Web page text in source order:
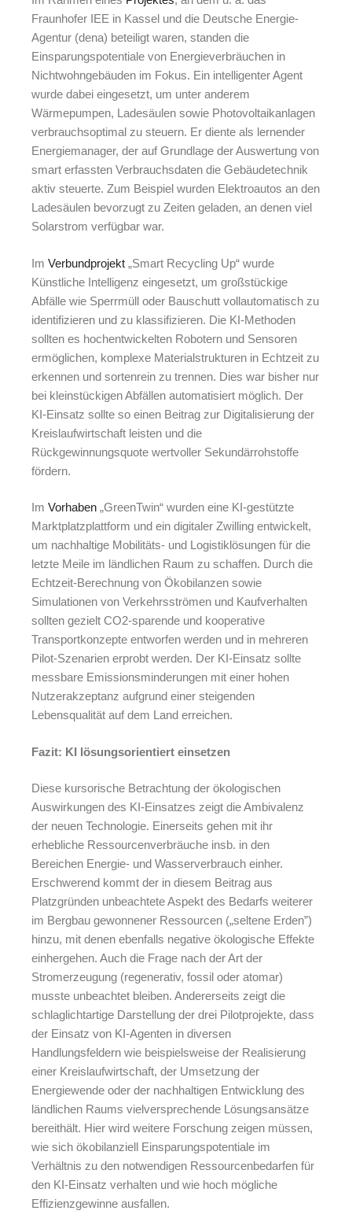
Fraunhofer IEE in Kassel und die Deutsche Energie-
Agentur (dena) beteiligt waren, standen die
Einsparungspotentiale von Energieverbräuchen in
Nichtwohngebäuden im Fokus. Ein intelligenter Agent
wurde dabei eingesetzt, um unter anderem
Wärmepumpen, Ladesäulen sowie Photovoltaikanlagen
verbrauchsoptimal zu steuern. Er diente als lernender
Energiemanager, der auf Grundlage der Auswertung von
smart erfassten Verbrauchsdaten die Gebäudetechnik
aktiv steuerte. Zum Beispiel wurden Elektroautos an den
Ladesäulen bevorzugt zu Zeiten geladen, an denen viel
Solarstrom verfügbar war.
Im Verbundprojekt „Smart Recycling Up“ wurde
Künstliche Intelligenz eingesetzt, um großstückige
Abfälle wie Sperrmüll oder Bauschutt vollautomatisch zu
identifizieren und zu klassifizieren. Die KI-Methoden
sollten es hochentwickelten Robotern und Sensoren
ermöglichen, komplexe Materialstrukturen in Echtzeit zu
erkennen und sortenrein zu trennen. Dies war bisher nur
bei kleinstückigen Abfällen automatisiert möglich. Der
KI-Einsatz sollte so einen Beitrag zur Digitalisierung der
Kreislaufwirtschaft leisten und die
Rückgewinnungsquote wertvoller Sekundärrohstoffe
fördern.
Im Vorhaben „GreenTwin“ wurden eine KI-gestützte
Marktplatzplattform und ein digitaler Zwilling entwickelt,
um nachhaltige Mobilitäts- und Logistiklösungen für die
letzte Meile im ländlichen Raum zu schaffen. Durch die
Echtzeit-Berechnung von Ökobilanzen sowie
Simulationen von Verkehrsströmen und Kaufverhalten
sollten gezielt CO2-sparende und kooperative
Transportkonzepte entworfen werden und in mehreren
Pilot-Szenarien erprobt werden. Der KI-Einsatz sollte
messbare Emissionsminderungen mit einer hohen
Nutzerakzeptanz aufgrund einer steigenden
Lebensqualität auf dem Land erreichen.
Fazit: KI lösungsorientiert einsetzen
Diese kursorische Betrachtung der ökologischen
Auswirkungen des KI-Einsatzes zeigt die Ambivalenz
der neuen Technologie. Einerseits gehen mit ihr
erhebliche Ressourcenverbräuche insb. in den
Bereichen Energie- und Wasserverbrauch einher.
Erschwerend kommt der in diesem Beitrag aus
Platzgründen unbeachtete Aspekt des Bedarfs weiterer
im Bergbau gewonnener Ressourcen („seltene Erden”)
hinzu, mit denen ebenfalls negative ökologische Effekte
einhergehen. Auch die Frage nach der Art der
Stromerzeugung (regenerativ, fossil oder atomar)
musste unbeachtet bleiben. Andererseits zeigt die
schlaglichtartige Darstellung der drei Pilotprojekte, dass
der Einsatz von KI-Agenten in diversen
Handlungsfeldern wie beispielsweise der Realisierung
einer Kreislaufwirtschaft, der Umsetzung der
Energiewende oder der nachhaltigen Entwicklung des
ländlichen Raums vielversprechende Lösungsansätze
bereithält. Hier wird weitere Forschung zeigen müssen,
wie sich ökobilanziell Einsparungspotentiale im
Verhältnis zu den notwendigen Ressourcenbedarfen für
den KI-Einsatz verhalten und wie hoch mögliche
Effizienzgewinne ausfallen.